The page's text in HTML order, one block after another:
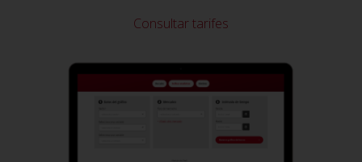
Consultar tarifes